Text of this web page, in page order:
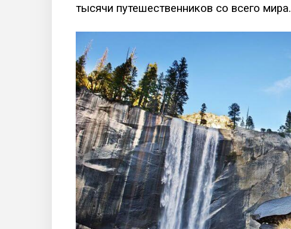
тысячи путешественников со всего мира.